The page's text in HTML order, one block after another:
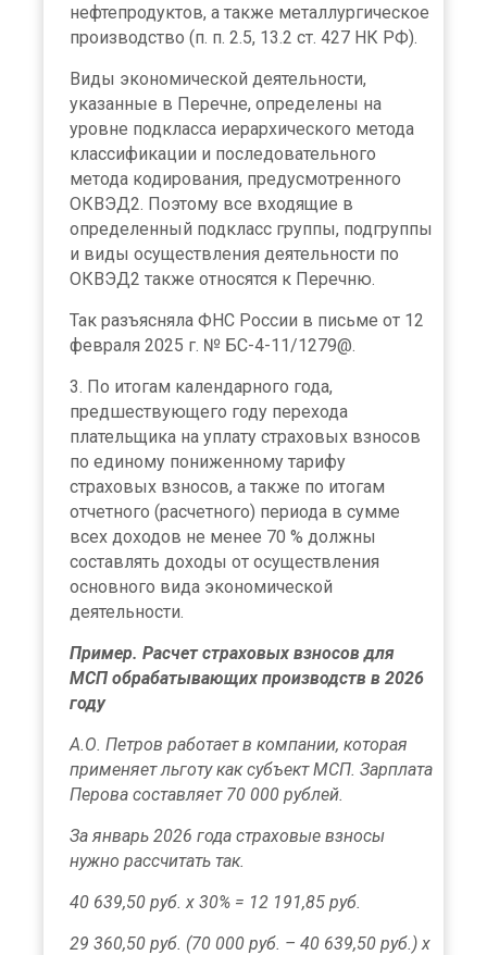
нефтепродуктов, а также металлургическое
производство (п. п. 2.5, 13.2 ст. 427 НК РФ).
Виды экономической деятельности,
указанные в Перечне, определены на
уровне подкласса иерархического метода
классификации и последовательного
метода кодирования, предусмотренного
ОКВЭД2. Поэтому все входящие в
определенный подкласс группы, подгруппы
и виды осуществления деятельности по
ОКВЭД2 также относятся к Перечню.
Так разъясняла ФНС России в письме от 12
февраля 2025 г. № БС-4-11/1279@.
3. По итогам календарного года,
предшествующего году перехода
плательщика на уплату страховых взносов
по единому пониженному тарифу
страховых взносов, а также по итогам
отчетного (расчетного) периода в сумме
всех доходов не менее 70 % должны
составлять доходы от осуществления
основного вида экономической
деятельности.
Пример. Расчет страховых взносов для
МСП обрабатывающих производств в 2026
году
А.О. Петров работает в компании, которая
применяет льготу как субъект МСП. Зарплата
Перова составляет 70 000 рублей.
За январь 2026 года страховые взносы
нужно рассчитать так.
40 639,50 руб. x 30% = 12 191,85 руб.
29 360,50 руб. (70 000 руб. – 40 639,50 руб.) x